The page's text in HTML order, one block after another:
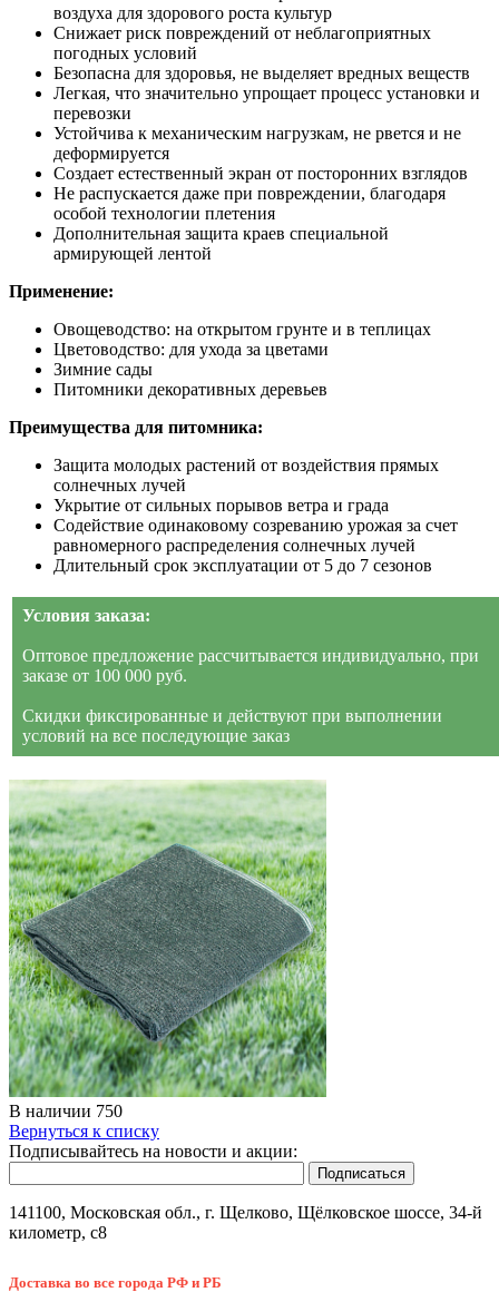
воздуха для здорового роста культур
Снижает риск повреждений от неблагоприятных
погодных условий
Безопасна для здоровья, не выделяет вредных веществ
Легкая, что значительно упрощает процесс установки и
перевозки
Устойчива к механическим нагрузкам, не рвется и не
деформируется
Создает естественный экран от посторонних взглядов
Не распускается даже при повреждении, благодаря
особой технологии плетения
Дополнительная защита краев специальной
армирующей лентой
Применение:
Овощеводство: на открытом грунте и в теплицах
Цветоводство: для ухода за цветами
Зимние сады
Питомники декоративных деревьев
Преимущества для питомника:
Защита молодых растений от воздействия прямых
солнечных лучей
Укрытие от сильных порывов ветра и града
Содействие одинаковому созреванию урожая за счет
равномерного распределения солнечных лучей
Длительный срок эксплуатации от 5 до 7 сезонов
Условия заказа:
Оптовое предложение рассчитывается индивидуально, при
заказе от 100 000 руб.
Скидки фиксированные и действуют при выполнении
условий на все последующие заказ
В наличии 750
Вернуться к списку
Подписывайтесь на новости и акции:
141100, Московская обл., г. Щелково, Щёлковское шоссе, 34-й
километр, с8
Доставка во все города РФ и РБ